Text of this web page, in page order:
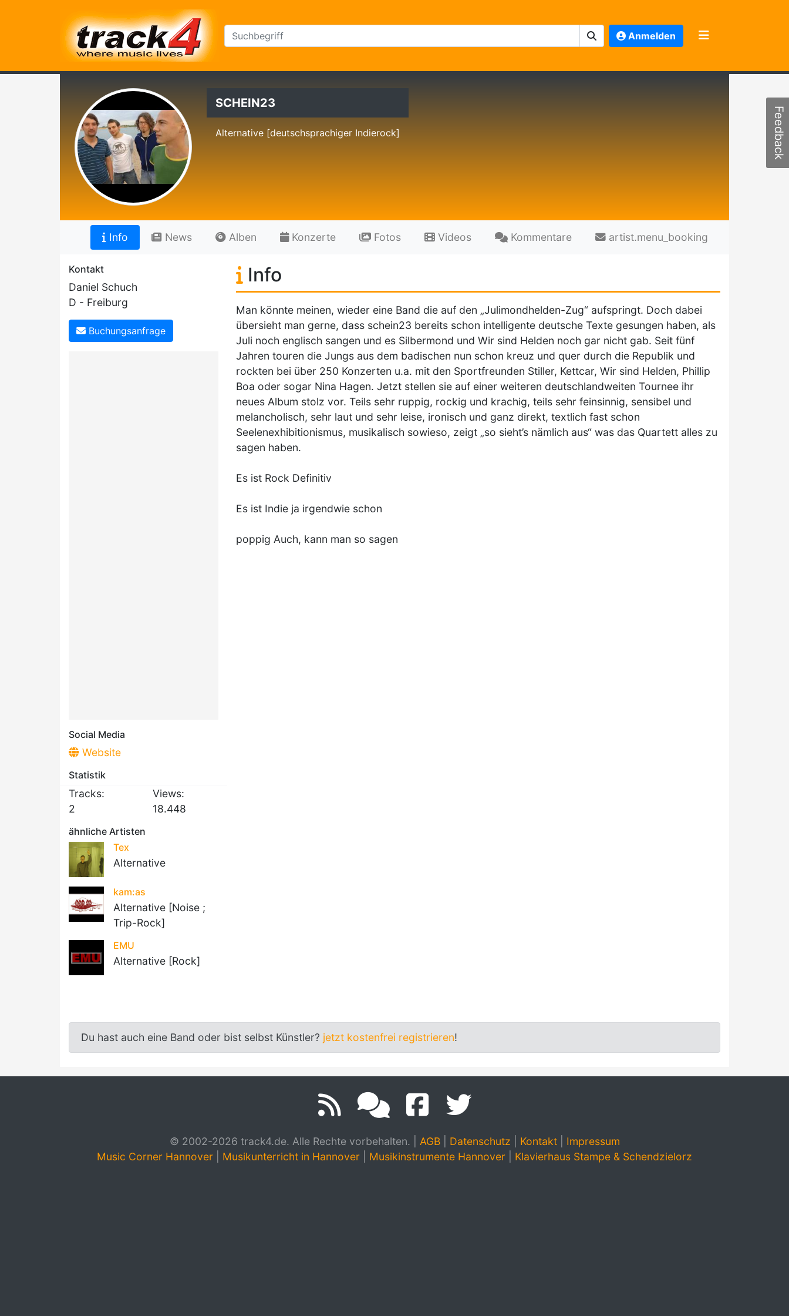
Anmelden
SCHEIN23
Alternative [deutschsprachiger Indierock]
Info News Alben Konzerte Fotos Videos Kommentare artist.menu_booking
Kontakt
Daniel Schuch
D - Freiburg
Buchungsanfrage
Social Media
Website
Statistik
Tracks:
2
Views:
18.448
ähnliche Artisten
Tex
Alternative
kam:as
Alternative [Noise ;
Trip-Rock]
EMU
Alternative [Rock]
Info
Man könnte meinen, wieder eine Band die auf den „Julimondhelden-Zug“ aufspringt. Doch dabei
übersieht man gerne, dass schein23 bereits schon intelligente deutsche Texte gesungen haben, als
Juli noch englisch sangen und es Silbermond und Wir sind Helden noch gar nicht gab. Seit fünf
Jahren touren die Jungs aus dem badischen nun schon kreuz und quer durch die Republik und
rockten bei über 250 Konzerten u.a. mit den Sportfreunden Stiller, Kettcar, Wir sind Helden, Phillip
Boa oder sogar Nina Hagen. Jetzt stellen sie auf einer weiteren deutschlandweiten Tournee ihr
neues Album stolz vor. Teils sehr ruppig, rockig und krachig, teils sehr feinsinnig, sensibel und
melancholisch, sehr laut und sehr leise, ironisch und ganz direkt, textlich fast schon
Seelenexhibitionismus, musikalisch sowieso, zeigt „so sieht’s nämlich aus“ was das Quartett alles zu
sagen haben.
Es ist Rock Definitiv
Es ist Indie ja irgendwie schon
poppig Auch, kann man so sagen
Du hast auch eine Band oder bist selbst Künstler? jetzt kostenfrei registrieren!
© 2002-2026 track4.de. Alle Rechte vorbehalten. AGB| Datenschutz Kontakt| Impressum
Music Corner Hannover
Musikunterricht in Hannover Musikinstrumente Hannover Klavierhaus Stampe & Schendzielorz
Feedback